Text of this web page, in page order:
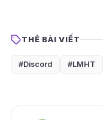
THẺ BÀI VIẾT
#Discord #LMHT